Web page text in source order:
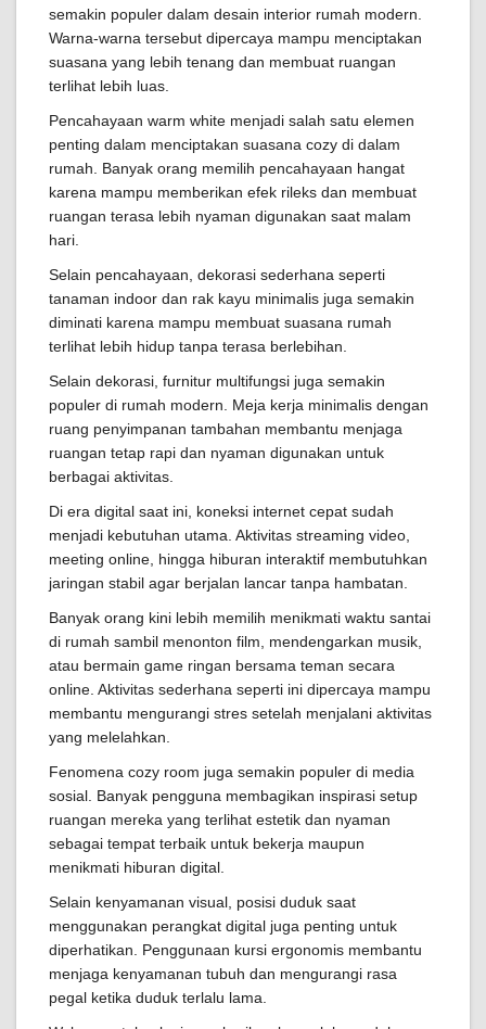
semakin populer dalam desain interior rumah modern.
Warna-warna tersebut dipercaya mampu menciptakan
suasana yang lebih tenang dan membuat ruangan
terlihat lebih luas.
Pencahayaan warm white menjadi salah satu elemen
penting dalam menciptakan suasana cozy di dalam
rumah. Banyak orang memilih pencahayaan hangat
karena mampu memberikan efek rileks dan membuat
ruangan terasa lebih nyaman digunakan saat malam
hari.
Selain pencahayaan, dekorasi sederhana seperti
tanaman indoor dan rak kayu minimalis juga semakin
diminati karena mampu membuat suasana rumah
terlihat lebih hidup tanpa terasa berlebihan.
Selain dekorasi, furnitur multifungsi juga semakin
populer di rumah modern. Meja kerja minimalis dengan
ruang penyimpanan tambahan membantu menjaga
ruangan tetap rapi dan nyaman digunakan untuk
berbagai aktivitas.
Di era digital saat ini, koneksi internet cepat sudah
menjadi kebutuhan utama. Aktivitas streaming video,
meeting online, hingga hiburan interaktif membutuhkan
jaringan stabil agar berjalan lancar tanpa hambatan.
Banyak orang kini lebih memilih menikmati waktu santai
di rumah sambil menonton film, mendengarkan musik,
atau bermain game ringan bersama teman secara
online. Aktivitas sederhana seperti ini dipercaya mampu
membantu mengurangi stres setelah menjalani aktivitas
yang melelahkan.
Fenomena cozy room juga semakin populer di media
sosial. Banyak pengguna membagikan inspirasi setup
ruangan mereka yang terlihat estetik dan nyaman
sebagai tempat terbaik untuk bekerja maupun
menikmati hiburan digital.
Selain kenyamanan visual, posisi duduk saat
menggunakan perangkat digital juga penting untuk
diperhatikan. Penggunaan kursi ergonomis membantu
menjaga kenyamanan tubuh dan mengurangi rasa
pegal ketika duduk terlalu lama.